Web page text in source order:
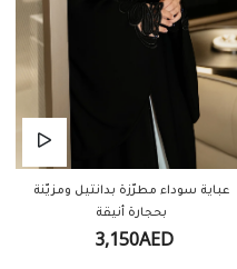
عباية سوداء مطرّزة بدانتيل ومزيّنة
بحجارة أنيقة
3,150AED